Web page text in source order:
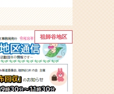
祖師谷地区